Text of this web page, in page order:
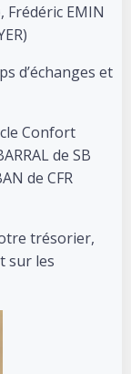
Frédéric EMIN
d’échanges et
Confort
de SB
de CFR
trésorier,
sur les